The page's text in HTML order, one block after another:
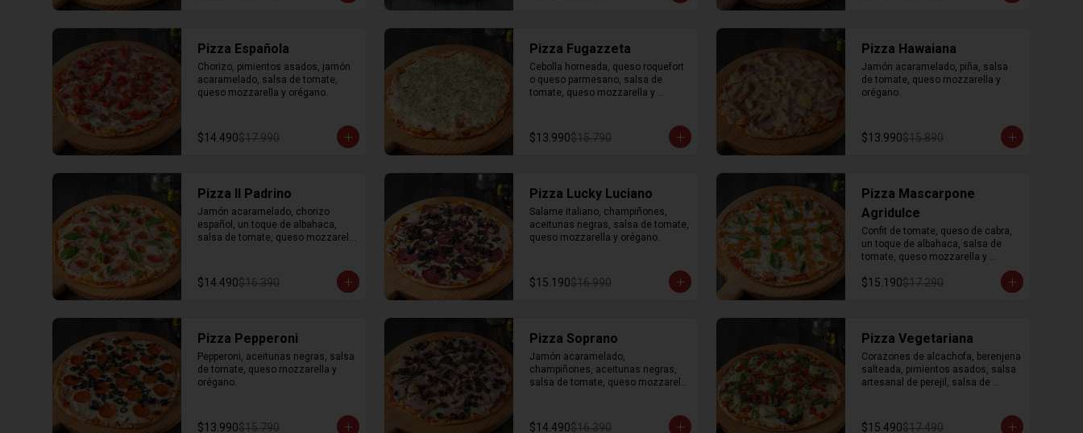
Pizza Española
Chorizo, pimientos asados, jamón
acaramelado, salsa de tomate,
queso mozzarella y orégano.
$14.490$17.990
Pizza Fugazzeta
Cebolla horneada, queso roquefort
o queso parmesano, salsa de
tomate, queso mozzarella y
$13.990$15.790
Pizza Hawaiana
Jamón acaramelado, piña, salsa
de tomate, queso mozzarella y
orégano.
$13.990$15.890
Pizza Il Padrino
Jamón acaramelado, chorizo
español, un toque de albahaca,
salsa de tomate, queso mozzarella
$14.490$16.390
Pizza Lucky Luciano
Salame italiano, champiñones,
aceitunas negras, salsa de tomate,
queso mozzarella y orégano.
$15.190$16.990
Pizza Mascarpone
Agridulce
Confit de tomate, queso de cabra,
un toque de albahaca, salsa de
tomate, queso mozzarella y
$15.190$17.290
Pizza Pepperoni
Pepperoni, aceitunas negras, salsa
de tomate, queso mozzarella y
orégano.
$13.990$15.790
Pizza Soprano
Jamón acaramelado,
champiñones, aceitunas negras,
salsa de tomate, queso mozzarella
$14.490$16.390
Pizza Vegetariana
Corazones de alcachofa, berenjena
salteada, pimientos asados, salsa
artesanal de perejil, salsa de
$15.490$17.490